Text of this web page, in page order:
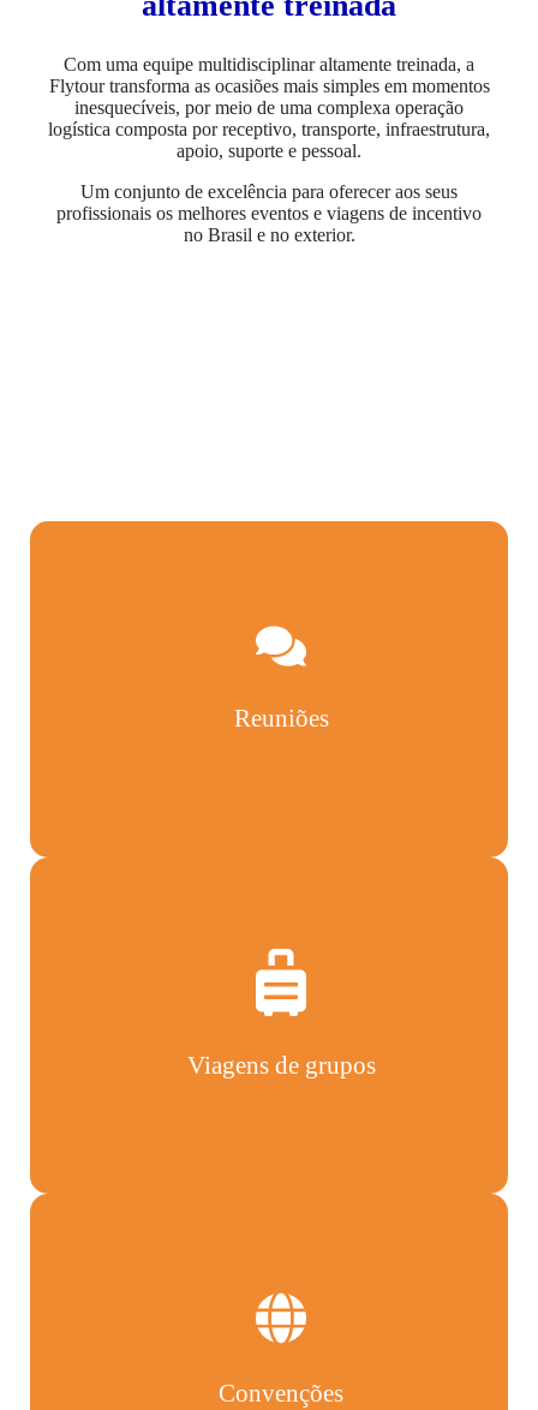
Com uma equipe multidisciplinar altamente treinada, a
Flytour transforma as ocasiões mais simples em momentos
inesquecíveis, por meio de uma complexa operação
logística composta por receptivo, transporte, infraestrutura,
apoio, suporte e pessoal.
Um conjunto de excelência para oferecer aos seus
profissionais os melhores eventos e viagens de incentivo
no Brasil e no exterior.
Reuniões
Viagens de grupos
Convenções